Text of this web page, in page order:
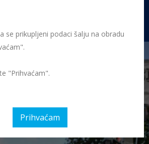
Rijeka
novosti
se prikupljeni podaci šalju na obradu
"Prihvaćam".
Prihvaćam